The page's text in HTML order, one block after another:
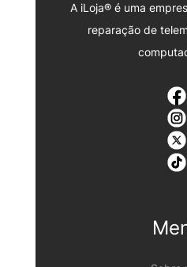
A iLoja® é uma
reparação de